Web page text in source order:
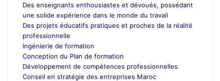
Des enseignants enthousiastes et dévoués, possédant
une solide expérience dans le monde du travail
Des projets éducatifs pratiques et proches de la réalité
professionnelle
Ingénierie de formation
Conception du Plan de formation
Développement de compétences professionnelles
Conseil en stratégie des entreprises Maroc